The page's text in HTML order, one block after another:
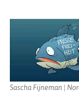
Sascha Fijneman |